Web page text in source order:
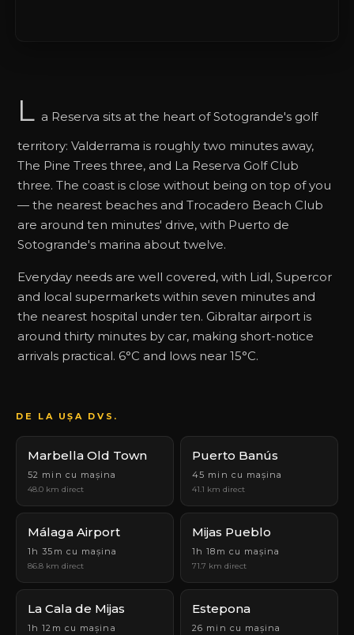
L a Reserva sits at the heart of Sotogrande's golf
territory: Valderrama is roughly two minutes away,
The Pine Trees three, and La Reserva Golf Club
three. The coast is close without being on top of you
— the nearest beaches and Trocadero Beach Club
are around ten minutes' drive, with Puerto de
Sotogrande's marina about twelve.
Everyday needs are well covered, with Lidl, Supercor
and local supermarkets within seven minutes and
the nearest hospital under ten. Gibraltar airport is
around thirty minutes by car, making short-notice
arrivals practical. 6°C and lows near 15°C.
DE LA UȘA DVS.
Marbella Old Town
52 min cu mașina
48.0 km direct
Puerto Banús
45 min cu mașina
41.1 km direct
Málaga Airport
1h 35m cu mașina
86.8 km direct
Mijas Pueblo
1h 18m cu mașina
71.7 km direct
La Cala de Mijas
1h 12m cu mașina
Estepona
26 min cu mașina